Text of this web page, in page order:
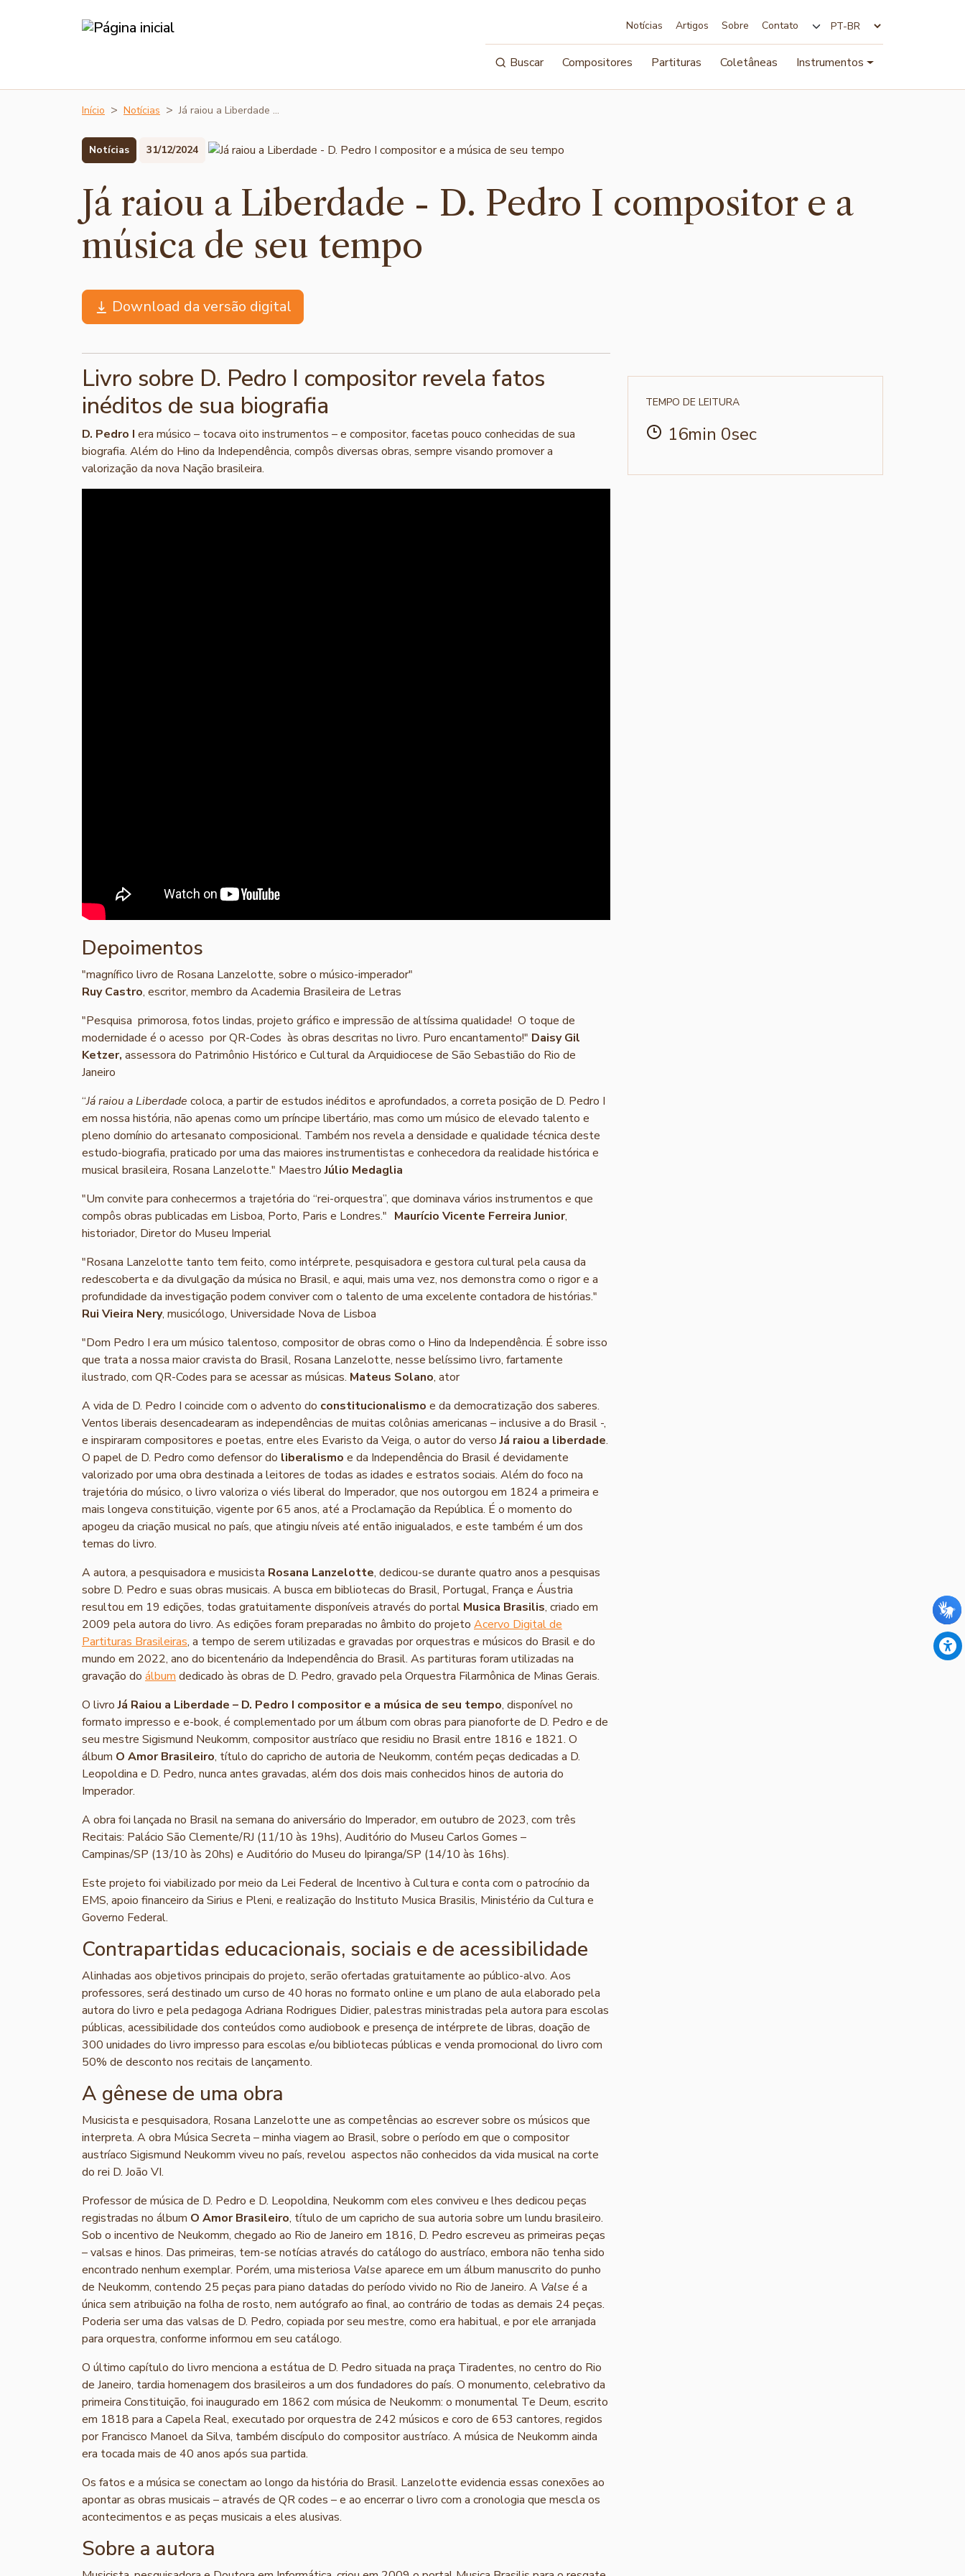
Notícias Artigos Sobre Contato
Buscar Compositores Partituras Coletâneas Instrumentos
Início Notícias Já raiou a Liberdade …
Notícias 31/12/2024
Já raiou a Liberdade - D. Pedro I compositor e a
música de seu tempo
Download da versão digital
Livro sobre D. Pedro I compositor revela fatos
inéditos de sua biografia
D. Pedro I era músico – tocava oito instrumentos – e compositor, facetas pouco conhecidas de sua
biografia. Além do Hino da Independência, compôs diversas obras, sempre visando promover a
valorização da nova Nação brasileira.
Depoimentos
"magnífico livro de Rosana Lanzelotte, sobre o músico-imperador"
Ruy Castro, escritor, membro da Academia Brasileira de Letras
"Pesquisa primorosa, fotos lindas, projeto gráfico e impressão de altíssima qualidade! O toque de
modernidade é o acesso por QR-Codes às obras descritas no livro. Puro encantamento!" Daisy Gil
Ketzer, assessora do Patrimônio Histórico e Cultural da Arquidiocese de São Sebastião do Rio de
Janeiro
“Já raiou a Liberdade coloca, a partir de estudos inéditos e aprofundados, a correta posição de D. Pedro I
em nossa história, não apenas como um príncipe libertário, mas como um músico de elevado talento e
pleno domínio do artesanato composicional. Também nos revela a densidade e qualidade técnica deste
estudo-biografia, praticado por uma das maiores instrumentistas e conhecedora da realidade histórica e
musical brasileira, Rosana Lanzelotte." MaestroJúlio Medaglia
"Um convite para conhecermos a trajetória do “rei-orquestra”, que dominava vários instrumentos e que
compôs obras publicadas em Lisboa, Porto, Paris e Londres." Maurício Vicente Ferreira Junior,
historiador, Diretor do Museu Imperial
"Rosana Lanzelotte tanto tem feito, como intérprete, pesquisadora e gestora cultural pela causa da
redescoberta e da divulgação da música no Brasil, e aqui, mais uma vez, nos demonstra como o rigor e a
profundidade da investigação podem conviver com o talento de uma excelente contadora de histórias."
Rui Vieira Nery, musicólogo, Universidade Nova de Lisboa
"Dom Pedro I era um músico talentoso, compositor de obras como o Hino da Independência. É sobre isso
que trata a nossa maior cravista do Brasil, Rosana Lanzelotte, nesse belíssimo livro, fartamente
ilustrado, com QR-Codes para se acessar as músicas. Mateus Solano, ator
A vida de D. Pedro I coincide com o advento do constitucionalismo e da democratização dos saberes.
Ventos liberais desencadearam as independências de muitas colônias americanas – inclusive a do Brasil -,
e inspiraram compositores e poetas, entre eles Evaristo da Veiga, o autor do versoJá raiou a liberdade.
O papel de D. Pedro como defensor do liberalismo e da Independência do Brasil é devidamente
valorizado por uma obra destinada a leitores de todas as idades e estratos sociais. Além do foco na
trajetória do músico, o livro valoriza o viés liberal do Imperador, que nos outorgou em 1824 a primeira e
mais longeva constituição, vigente por 65 anos, até a Proclamação da República. É o momento do
apogeu da criação musical no país, que atingiu níveis até então inigualados, e este também é um dos
temas do livro.
A autora, a pesquisadora e musicista Rosana Lanzelotte, dedicou-se durante quatro anos a pesquisas
sobre D. Pedro e suas obras musicais. A busca em bibliotecas do Brasil, Portugal, França e Áustria
resultou em 19 edições, todas gratuitamente disponíveis através do portal Musica Brasilis, criado em
2009 pela autora do livro. As edições foram preparadas no âmbito do projeto Acervo Digital de
Partituras Brasileiras, a tempo de serem utilizadas e gravadas por orquestras e músicos do Brasil e do
mundo em 2022, ano do bicentenário da Independência do Brasil. As partituras foram utilizadas na
gravação do álbum dedicado às obras de D. Pedro, gravado pela Orquestra Filarmônica de Minas Gerais.
O livroJá Raiou a Liberdade – D. Pedro I compositor e a música de seu tempo, disponível no
formato impresso e e-book, é complementado por um álbum com obras para pianoforte de D. Pedro e de
seu mestre Sigismund Neukomm, compositor austríaco que residiu no Brasil entre 1816 e 1821. O
álbum O Amor Brasileiro, título do capricho de autoria de Neukomm, contém peças dedicadas a D.
Leopoldina e D. Pedro, nunca antes gravadas, além dos dois mais conhecidos hinos de autoria do
Imperador.
A obra foi lançada no Brasil na semana do aniversário do Imperador, em outubro de 2023, com três
Recitais: Palácio São Clemente/RJ (11/10 às 19hs), Auditório do Museu Carlos Gomes –
Campinas/SP (13/10 às 20hs) e Auditório do Museu do Ipiranga/SP (14/10 às 16hs).
Este projeto foi viabilizado por meio da Lei Federal de Incentivo à Cultura e conta com o patrocínio da
EMS, apoio financeiro da Sirius e Pleni, e realização do Instituto Musica Brasilis, Ministério da Cultura e
Governo Federal.
Contrapartidas educacionais, sociais e de acessibilidade
Alinhadas aos objetivos principais do projeto, serão ofertadas gratuitamente ao público-alvo. Aos
professores, será destinado um curso de 40 horas no formato online e um plano de aula elaborado pela
autora do livro e pela pedagoga Adriana Rodrigues Didier, palestras ministradas pela autora para escolas
públicas, acessibilidade dos conteúdos como audiobook e presença de intérprete de libras, doação de
300 unidades do livro impresso para escolas e/ou bibliotecas públicas e venda promocional do livro com
50% de desconto nos recitais de lançamento.
A gênese de uma obra
Musicista e pesquisadora, Rosana Lanzelotte une as competências ao escrever sobre os músicos que
interpreta. A obra Música Secreta – minha viagem ao Brasil, sobre o período em que o compositor
austríaco Sigismund Neukomm viveu no país, revelou aspectos não conhecidos da vida musical na corte
do rei D. João VI.
Professor de música de D. Pedro e D. Leopoldina, Neukomm com eles conviveu e lhes dedicou peças
registradas no álbum O Amor Brasileiro, título de um capricho de sua autoria sobre um lundu brasileiro.
Sob o incentivo de Neukomm, chegado ao Rio de Janeiro em 1816, D. Pedro escreveu as primeiras peças
– valsas e hinos. Das primeiras, tem-se notícias através do catálogo do austríaco, embora não tenha sido
encontrado nenhum exemplar. Porém, uma misteriosa Valse aparece em um álbum manuscrito do punho
de Neukomm, contendo 25 peças para piano datadas do período vivido no Rio de Janeiro. A Valse é a
única sem atribuição na folha de rosto, nem autógrafo ao final, ao contrário de todas as demais 24 peças.
Poderia ser uma das valsas de D. Pedro, copiada por seu mestre, como era habitual, e por ele arranjada
para orquestra, conforme informou em seu catálogo.
O último capítulo do livro menciona a estátua de D. Pedro situada na praça Tiradentes, no centro do Rio
de Janeiro, tardia homenagem dos brasileiros a um dos fundadores do país. O monumento, celebrativo da
primeira Constituição, foi inaugurado em 1862 com música de Neukomm: o monumental Te Deum, escrito
em 1818 para a Capela Real, executado por orquestra de 242 músicos e coro de 653 cantores, regidos
por Francisco Manoel da Silva, também discípulo do compositor austríaco. A música de Neukomm ainda
era tocada mais de 40 anos após sua partida.
Os fatos e a música se conectam ao longo da história do Brasil. Lanzelotte evidencia essas conexões ao
apontar as obras musicais – através de QR codes – e ao encerrar o livro com a cronologia que mescla os
acontecimentos e as peças musicais a eles alusivas.
Sobre a autora
TEMPO DE LEITURA
16min 0sec